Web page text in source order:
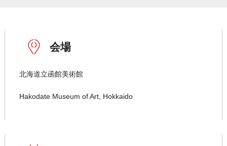
会場
北海道立函館美術館
Hakodate Museum of Art, Hokkaido